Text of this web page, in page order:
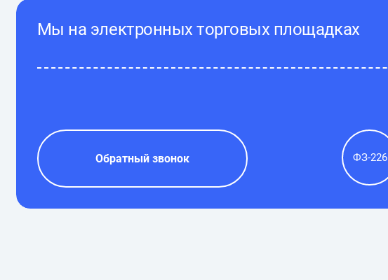
Мы на электронных торговых площадках
Обратный звонок ФЗ-226